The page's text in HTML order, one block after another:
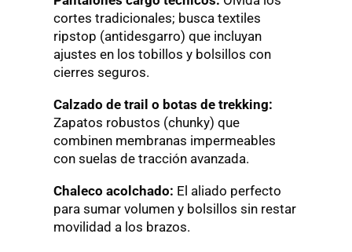
cortes tradicionales; busca textiles
ripstop (antidesgarro) que incluyan
ajustes en los tobillos y bolsillos con
cierres seguros.
Calzado de trail o botas de trekking:
Zapatos robustos (chunky) que
combinen membranas impermeables
con suelas de tracción avanzada.
Chaleco acolchado: El aliado perfecto
para sumar volumen y bolsillos sin restar
movilidad a los brazos.